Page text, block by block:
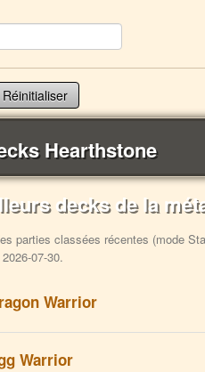
Réinitialiser
Hearthstone
decks de la
parties classées récentes (mode
07-30.
Warrior
Warrior